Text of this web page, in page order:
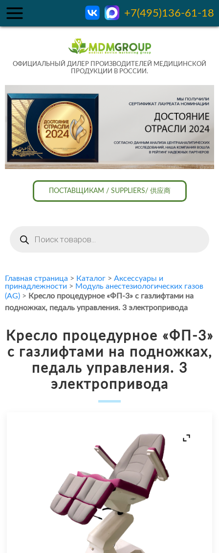
+7(495)136-61-18
ОФИЦИАЛЬНЫЙ ДИЛЕР ПРОИЗВОДИТЕЛЕЙ МЕДИЦИНСКОЙ
ПРОДУКЦИИ В РОССИИ.
ПОСТАВЩИКАМ / SUPPLIERS/ 供应商
товаров
Главная страница > Каталог > Аксессуары и
принадлежности > Модуль анестезиологических газов
(AG) > Кресло процедурное «ФП-3» с газлифтами на
подножках, педаль управления. 3 электропривода
Кресло процедурное «ФП-3»
с газлифтами на подножках,
педаль управления. 3
электропривода